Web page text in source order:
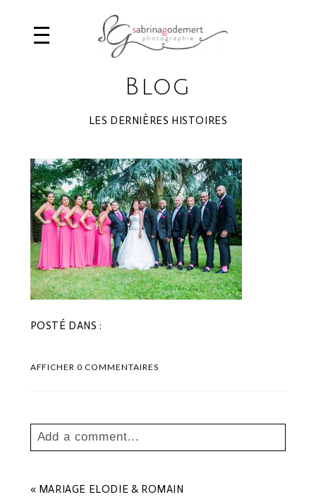
Blog
LES DERNIÈRES HISTOIRES
POSTÉ DANS :
AFFICHER0 COMMENTAIRES
Add a comment...
Les champs marqués sont requis *
« MARIAGE ELODIE & ROMAIN